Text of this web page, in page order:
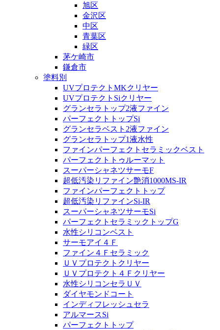
旭区
金沢区
中区
青葉区
緑区
茅ケ崎市
鎌倉市
塗料別
UVプロテクトMKクリヤー
UVプロテクトSiクリヤー
グランセラトップ2液ファイン
パーフェクトトップSi
グランセラベスト2液ファイン
グランセラトップ1液水性
ファインパーフェクトセラミックベスト
パーフェクトトゥルーマット
スーパーシャネツサーモF
超低汚染リファイン艶消1000MS-IR
ファインパーフェクトトップ
超低汚染リファインSi-IR
スーパーシャネツサーモSi
パーフェクトセラミックトップG
水性シリコンベスト
サーモアイ４Ｆ
ファイン４Ｆセラミック
ＵＶプロテクトクリヤー
ＵＶプロテクト４Ｆクリヤー
水性シリコンセラＵＶ
ダイヤモンドコート
インディフレッシュセラ
アルマースSi
パーフェクトトップ